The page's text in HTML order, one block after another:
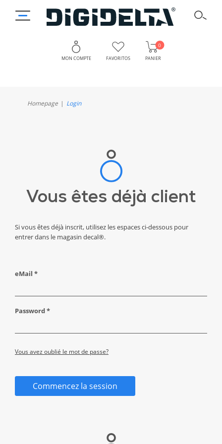
MON COMPTE FAVORITOS PANIER
0
Homepage Login
Vous êtes déjà client
Si vous êtes déjà inscrit, utilisez les espaces ci-dessous pour
entrer dans le magasin decal®.
eMail *
Password *
Vous avez oublié le mot de passe?
Commencez la session